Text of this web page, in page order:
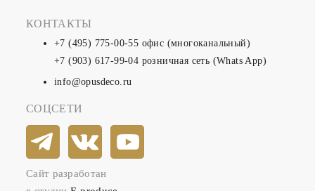
КОНТАКТЫ
+7 (495) 775-00-55 офис (многоканальный)
+7 (903) 617-99-04 розничная сеть (Whats App)
info@opusdeco.ru
СОЦСЕТИ
Сайт разработан